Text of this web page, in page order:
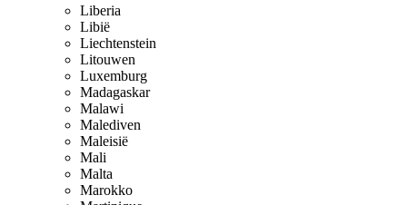
Liberia
Libië
Liechtenstein
Litouwen
Luxemburg
Madagaskar
Malawi
Malediven
Maleisië
Mali
Malta
Marokko